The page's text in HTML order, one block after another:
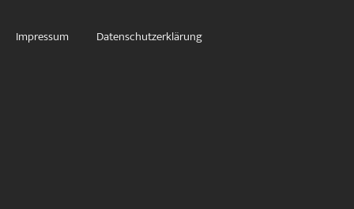
Impressum Datenschutzerklärung